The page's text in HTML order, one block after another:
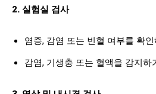
2. 실험실 검사
염증, 감염 또는 빈혈 여부를 확
감염, 기생충 또는 혈액을 감지하